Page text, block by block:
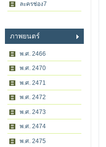
ละครช่อง7
ภาพยนตร์
พ.ศ. 2466
พ.ศ. 2470
พ.ศ. 2471
พ.ศ. 2472
พ.ศ. 2473
พ.ศ. 2474
พ.ศ. 2475